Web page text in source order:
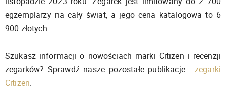
egzemplarzy na cały świat, a jego cena katalogowa to 6
900 złotych.
Szukasz informacji o nowościach marki Citizen i recenzji
zegarków? Sprawdź nasze pozostałe publikacje - zegarki
Citizen.